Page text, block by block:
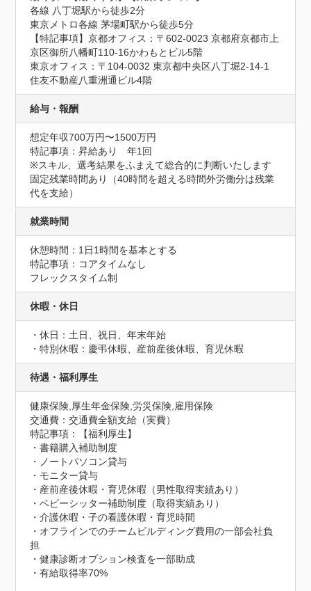
各線 八丁堀駅から徒歩2分
東京メトロ各線 茅場町駅から徒歩5分
【特記事項】京都オフィス：〒602-0023 京都府京都市上
京区御所八幡町110-16かわもとビル5階
東京オフィス：〒104-0032 東京都中央区八丁堀2-14-1
住友不動産八重洲通ビル4階
給与・報酬
想定年収700万円〜1500万円
特記事項：昇給あり　年1回
※スキル、選考結果をふまえて総合的に判断いたします
固定残業時間あり（40時間を超える時間外労働分は残業
代を支給）
就業時間
休憩時間：1日1時間を基本とする
特記事項：コアタイムなし
フレックスタイム制
休暇・休日
・休日：土日、祝日、年末年始
・特別休暇：慶弔休暇、産前産後休暇、育児休暇
待遇・福利厚生
健康保険,厚生年金保険,労災保険,雇用保険
交通費：交通費全額支給（実費）
特記事項：【福利厚生】
・書籍購入補助制度
・ノートパソコン貸与
・モニター貸与
・産前産後休暇・育児休暇（男性取得実績あり）
・ベビーシッター補助制度（取得実績あり）
・介護休暇・子の看護休暇・育児時間
・オフラインでのチームビルディング費用の一部会社負
担
・健康診断オプション検査を一部助成
・有給取得率70%